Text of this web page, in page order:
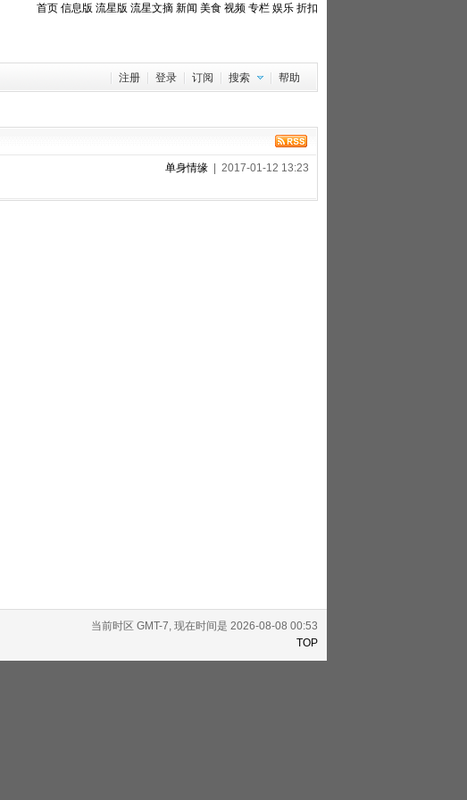
首页 信息版 流星版 流星文摘 新闻 美食 视频 专栏 娱乐 折扣
注册 登录 订阅 搜索 帮助
单身情缘| 2017-01-12 13:23
当前时区 GMT-7, 现在时间是 2026-08-08 00:53
TOP